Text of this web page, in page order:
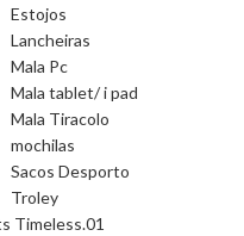
Estojos
Lancheiras
Mala Pc
Mala tablet/ i pad
Mala Tiracolo
mochilas
Sacos Desporto
Troley
Timeless.01